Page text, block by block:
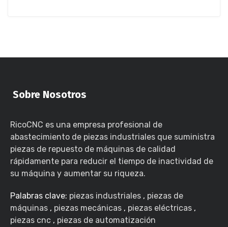
Sobre Nosotros
RicoCNC es una empresa profesional de
abastecimiento de piezas industriales que suministra
piezas de repuesto de máquinas de calidad
rápidamente para reducir el tiempo de inactividad de
su máquina y aumentar su riqueza.
Palabras clave: piezas industriales , piezas de
máquinas , piezas mecánicas , piezas eléctricas ,
piezas cnc , piezas de automatización